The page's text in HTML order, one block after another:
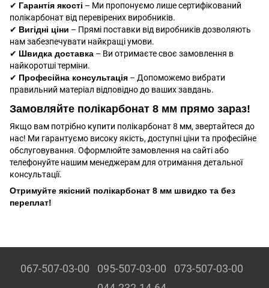
✔ Гарантія якості – Ми пропонуємо лише сертифікований
полікарбонат від перевірених виробників.
✔ Вигідні ціни – Прямі поставки від виробників дозволяють
нам забезпечувати найкращі умови.
✔ Швидка доставка – Ви отримаєте своє замовлення в
найкоротші терміни.
✔ Професійна консультація – Допоможемо вибрати
правильний матеріал відповідно до ваших завдань.
Замовляйте полікарбонат 8 мм прямо зараз!
Якщо вам потрібно купити полікарбонат 8 мм, звертайтеся до
нас! Ми гарантуємо високу якість, доступні ціни та професійне
обслуговування. Оформлюйте замовлення на сайті або
телефонуйте нашим менеджерам для отримання детальної
консультації.
Отримуйте якісний полікарбонат 8 мм швидко та без
переплат!
067-507-03-00 095-507-03-00
073-507-03-00